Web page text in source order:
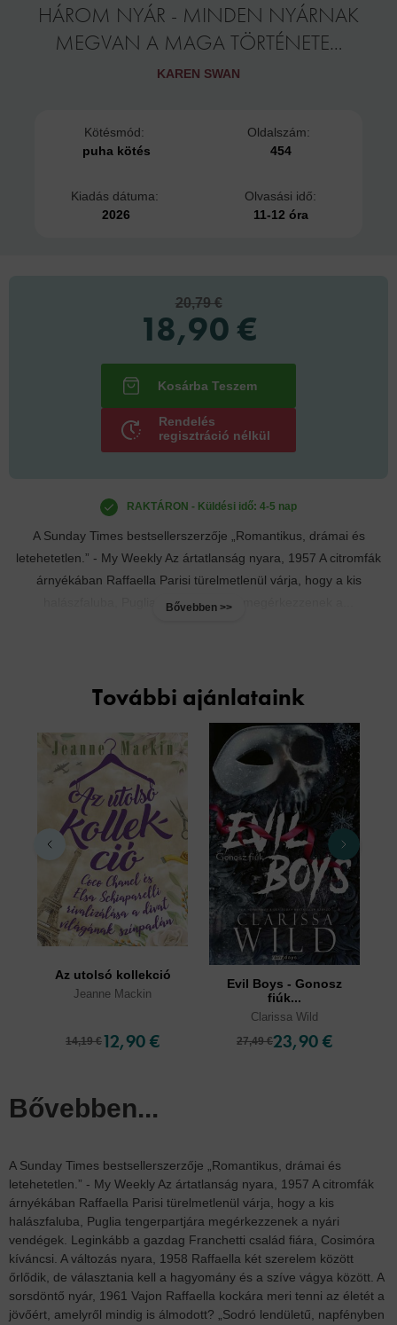
HÁROM NYÁR - MINDEN NYÁRNAK
MEGVAN A MAGA TÖRTÉNETE…
KAREN SWAN
Kötésmód:
puha kötés
Oldalszám:
454
Kiadás dátuma:
2026
Olvasási idő:
11-12 óra
A Sunday Times bestsellerszerzője „Romantikus, drámai és
letehetetlen.” - My Weekly Az ártatlanság nyara, 1957 A citromfák
árnyékában Raffaella Parisi türelmetlenül várja, hogy a kis
halászfaluba, Puglia tengerpartjára megérkezzenek a...
Bővebben >>
RAKTÁRON - Küldési idő: 4-5 nap
20,79 €
18,90 €
Rendelés
regisztráció nélkül
További ajánlataink
Az utolsó kollekció
Jeanne Mackin
14,19 €12,90 €
Evil Boys - Gonosz
fiúk...
Clarissa Wild
27,49 €23,90 €
Bővebben...
A Sunday Times bestsellerszerzője „Romantikus, drámai és
letehetetlen.” - My Weekly Az ártatlanság nyara, 1957 A citromfák
árnyékában Raffaella Parisi türelmetlenül várja, hogy a kis
halászfaluba, Puglia tengerpartjára megérkezzenek a nyári
vendégek. Leginkább a gazdag Franchetti család fiára, Cosimóra
kíváncsi. A változás nyara, 1958 Raffaella két szerelem között
őrlődik, de választania kell a hagyomány és a szíve vágya között. A
sorsdöntő nyár, 1961 Vajon Raffaella kockára meri tenni az életét a
jövőért, amelyről mindig is álmodott? „Sodró lendületű, napfényben